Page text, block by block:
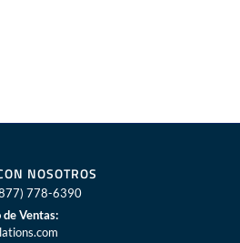
NOSOTROS
778-6390
Ventas: